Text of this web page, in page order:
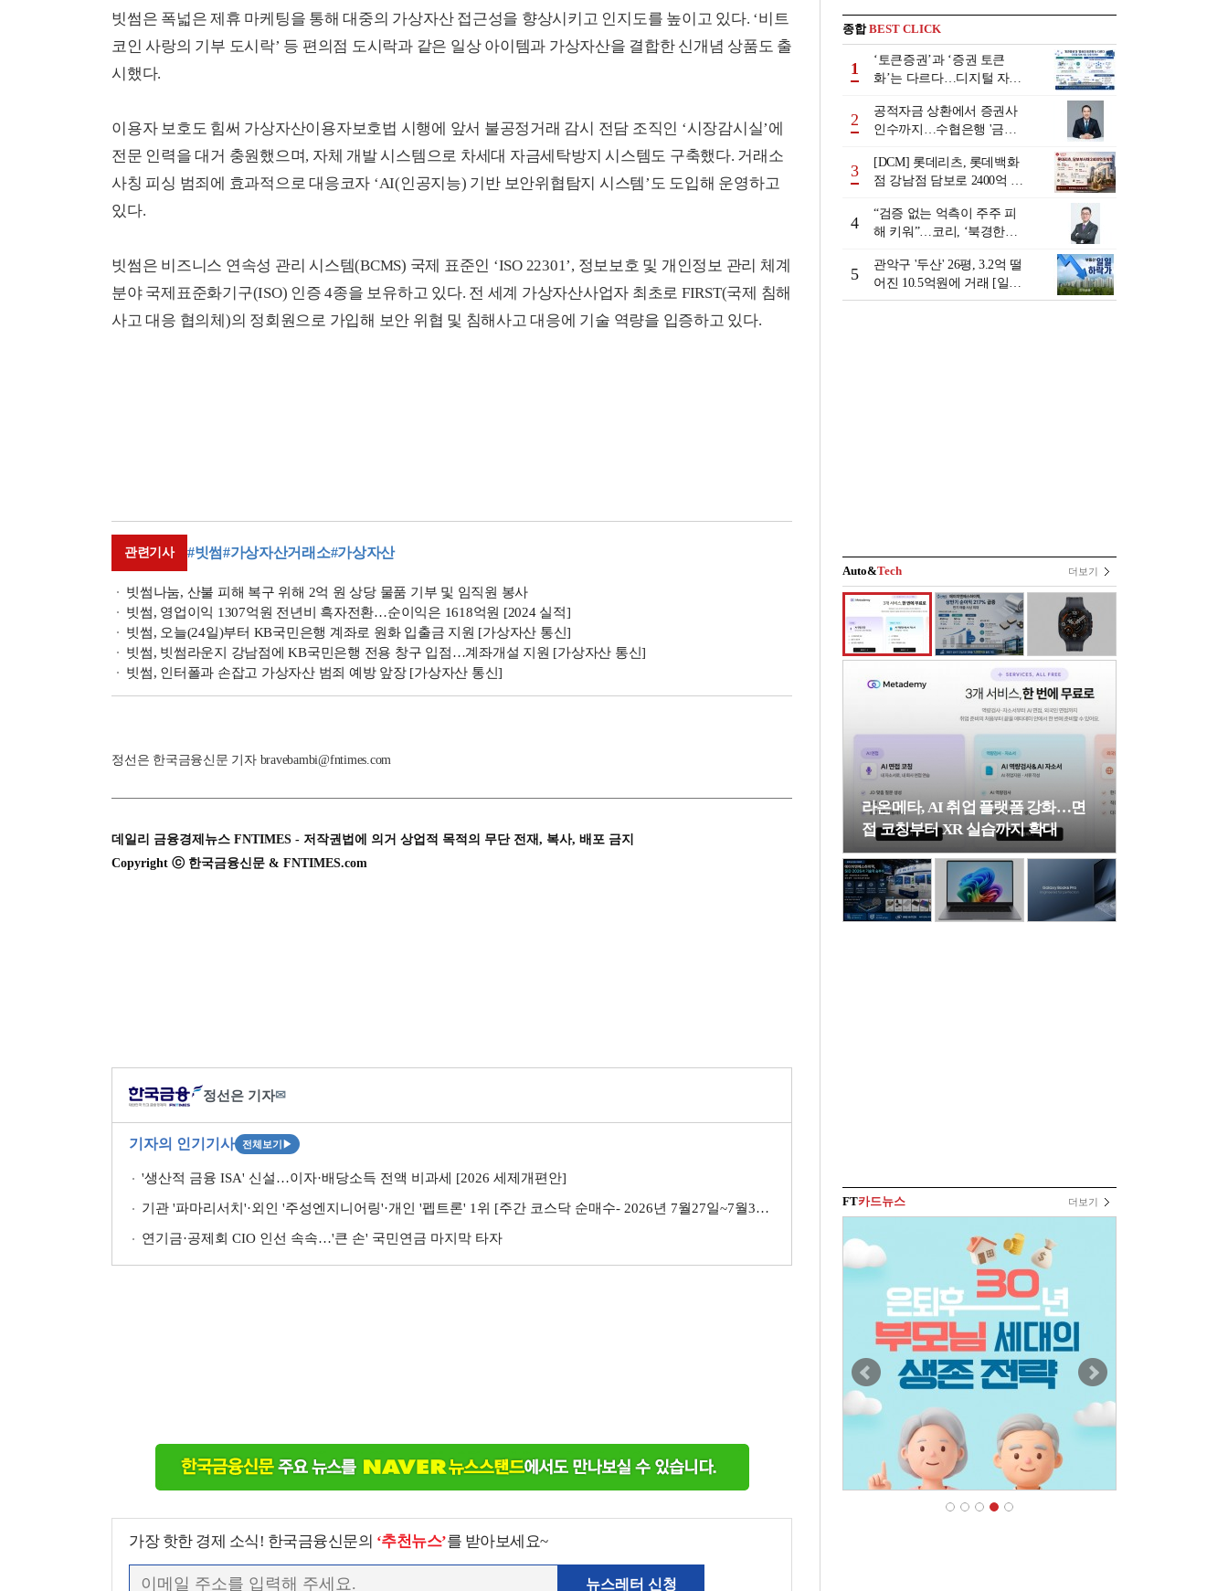
빗썸은 폭넓은 제휴 마케팅을 통해 대중의 가상자산 접근성을 향상시키고 인지도를 높이고 있다. ‘비트
코인 사랑의 기부 도시락’ 등 편의점 도시락과 같은 일상 아이템과 가상자산을 결합한 신개념 상품도 출
시했다.
이용자 보호도 힘써 가상자산이용자보호법 시행에 앞서 불공정거래 감시 전담 조직인 ‘시장감시실’에
전문 인력을 대거 충원했으며, 자체 개발 시스템으로 차세대 자금세탁방지 시스템도 구축했다. 거래소
사칭 피싱 범죄에 효과적으로 대응코자 ‘AI(인공지능) 기반 보안위협탐지 시스템’도 도입해 운영하고
있다.
빗썸은 비즈니스 연속성 관리 시스템(BCMS) 국제 표준인 ‘ISO 22301’, 정보보호 및 개인정보 관리 체계
분야 국제표준화기구(ISO) 인증 4종을 보유하고 있다. 전 세계 가상자산사업자 최초로 FIRST(국제 침해
사고 대응 협의체)의 정회원으로 가입해 보안 위협 및 침해사고 대응에 기술 역량을 입증하고 있다.
관련기사 #빗썸#가상자산거래소#가상자산
빗썸나눔, 산불 피해 복구 위해 2억 원 상당 물품 기부 및 임직원 봉사
빗썸, 영업이익 1307억원 전년비 흑자전환…순이익은 1618억원 [2024 실적]
빗썸, 오늘(24일)부터 KB국민은행 계좌로 원화 입출금 지원 [가상자산 통신]
빗썸, 빗썸라운지 강남점에 KB국민은행 전용 창구 입점…계좌개설 지원 [가상자산 통신]
빗썸, 인터폴과 손잡고 가상자산 범죄 예방 앞장 [가상자산 통신]
정선은 한국금융신문 기자 bravebambi@fntimes.com
데일리 금융경제뉴스 FNTIMES - 저작권법에 의거 상업적 목적의 무단 전재, 복사, 배포 금지
Copyright ⓒ 한국금융신문 & FNTIMES.com
정선은 기자✉
기자의 인기기사 전체보기 ▶
'생산적 금융 ISA' 신설…이자·배당소득 전액 비과세 [2026 세제개편안]
기관 '파마리서치'·외인 '주성엔지니어링'·개인 '펩트론' 1위 [주간 코스닥 순매수- 2026년 7월27일~7월31일]
연기금·공제회 CIO 인선 속속…'큰 손' 국민연금 마지막 타자
가장 핫한 경제 소식! 한국금융신문의 ‘추천뉴스’를 받아보세요~
뉴스레터 신청
종합BEST CLICK
1
‘토큰증권’과 ‘증권 토큰
화’는 다르다…디지털 자본
2
공적자금 상환에서 증권사
인수까지…수협은행 '금융
행 금융그룹의 꿈①]
3
[DCM] 롯데리츠, 롯데백화
점 강남점 담보로 2400억 조
4
“검증 없는 억측이 주주 피
해 키워”…코리, ‘북경한미
5
관악구 '두산' 26평, 3.2억 떨
어진 10.5억원에 거래 [일일
하락가]
Auto&Tech 더보기
라온메타, AI 취업 플랫폼 강화…면
접 코칭부터 XR 실습까지 확대
FT카드뉴스 더보기